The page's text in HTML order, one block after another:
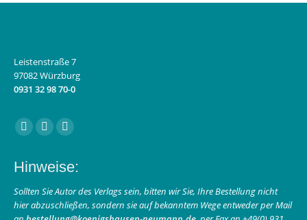
Leistenstraße 7
97082 Würzburg
0931 32 98 70-0
Finden Sie uns auf:
Facebook
opens
in
new
Instagram
opens
in
new
E-
page
opens
in
Hinweise:
Sollten Sie Autor des Verlags sein, bitten wir Sie, Ihre Bestellung nicht
hier abzuschließen, sondern sie auf bekanntem Wege entweder per Mail